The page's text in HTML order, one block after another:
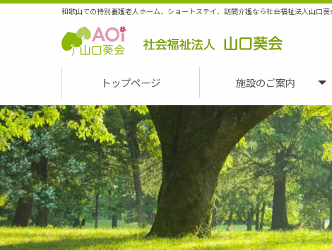
和歌山での特別養護老人ホーム、ショートステイ、訪問介護なら社会福祉法人山口葵
社会福祉法人山口葵会
トップページ 施設のご案内